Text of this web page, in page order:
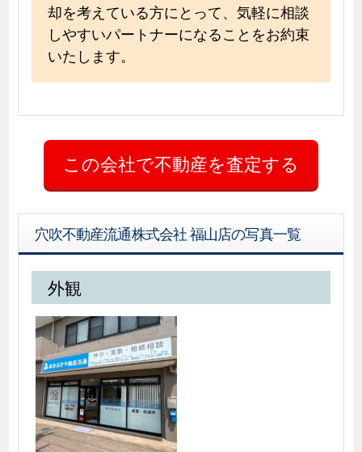
却を考えている方にとって、気軽に相談
しやすいパートナーになることをお約束
いたします。
穴吹不動産流通株式会社 福山店の写真一覧
外観